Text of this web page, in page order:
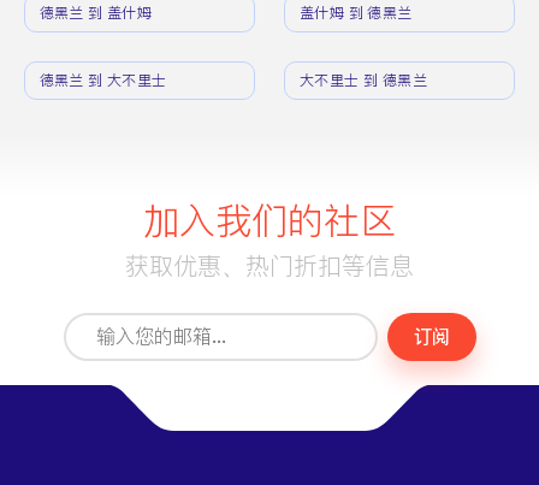
德黑兰 到 盖什姆 盖什姆 到 德黑兰
德黑兰 到 大不里士 大不里士 到 德黑兰
加入我们的社区
获取优惠、热门折扣等信息
订阅